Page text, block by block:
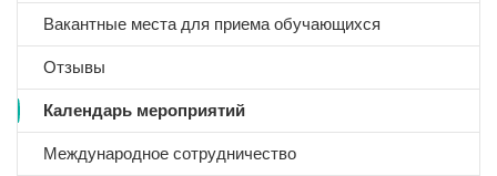
Вакантные места для приема обучающихся
Отзывы
Календарь мероприятий
Международное сотрудничество